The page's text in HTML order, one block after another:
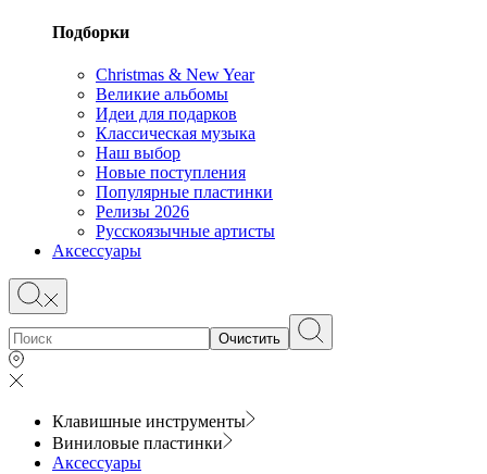
Подборки
Christmas & New Year
Великие альбомы
Идеи для подарков
Классическая музыка
Наш выбор
Новые поступления
Популярные пластинки
Релизы 2026
Русскоязычные артисты
Аксессуары
Очистить
Клавишные инструменты
Виниловые пластинки
Аксессуары